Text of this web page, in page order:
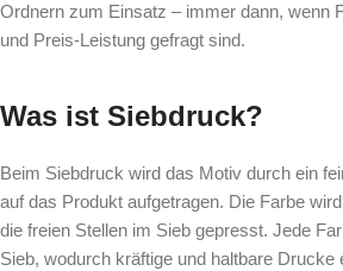
Ordnern zum Einsatz – immer dann, wenn
und Preis-Leistung gefragt sind.
Was ist Siebdruck?
Beim Siebdruck wird das Motiv durch ein
auf das Produkt aufgetragen. Die Farbe
die freien Stellen im Sieb gepresst. Jede
Sieb, wodurch kräftige und haltbare Drucke